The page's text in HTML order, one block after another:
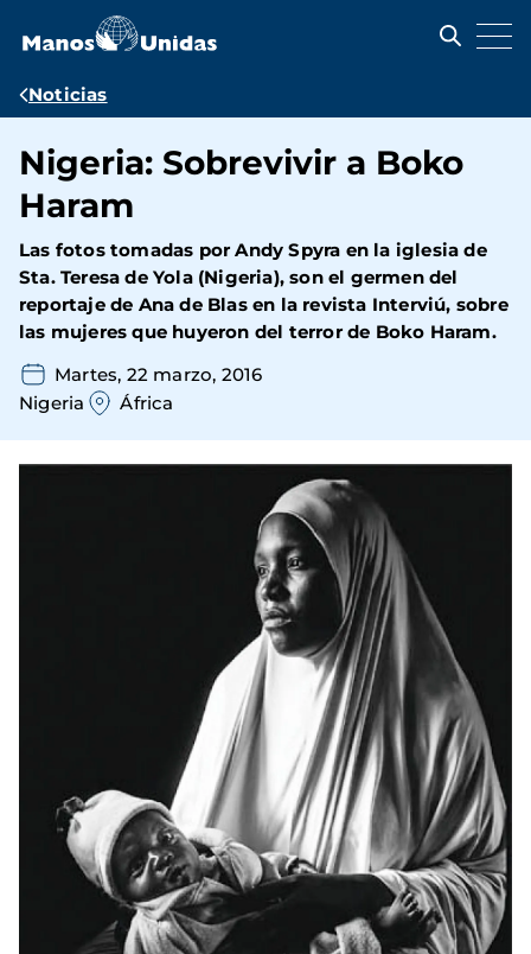
contenido
Ruta
navegación
Noticias
Nigeria: Sobrevivir a Boko
Haram
Las fotos tomadas por Andy Spyra en la iglesia de
Sta. Teresa de Yola (Nigeria), son el germen del
reportaje de Ana de Blas en la revista Interviú, sobre
las mujeres que huyeron del terror de Boko Haram.
Martes, 22 marzo, 2016
Nigeria
África